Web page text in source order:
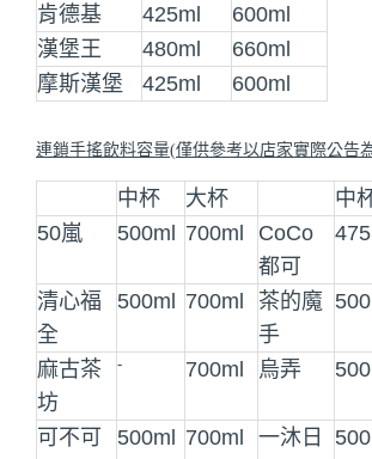
肯德基
425ml
600ml
漢堡王
480ml
660ml
摩斯漢堡 425ml 600ml
連鎖手搖飲料容量(僅供參考以店家實際公告
中杯 大杯 中
50嵐
500ml 700ml
CoCo
都可
清心福
全
500ml 700ml
茶的魔
手
麻古茶
坊
- 700ml 烏弄
可不可 500ml 700ml 一沐日